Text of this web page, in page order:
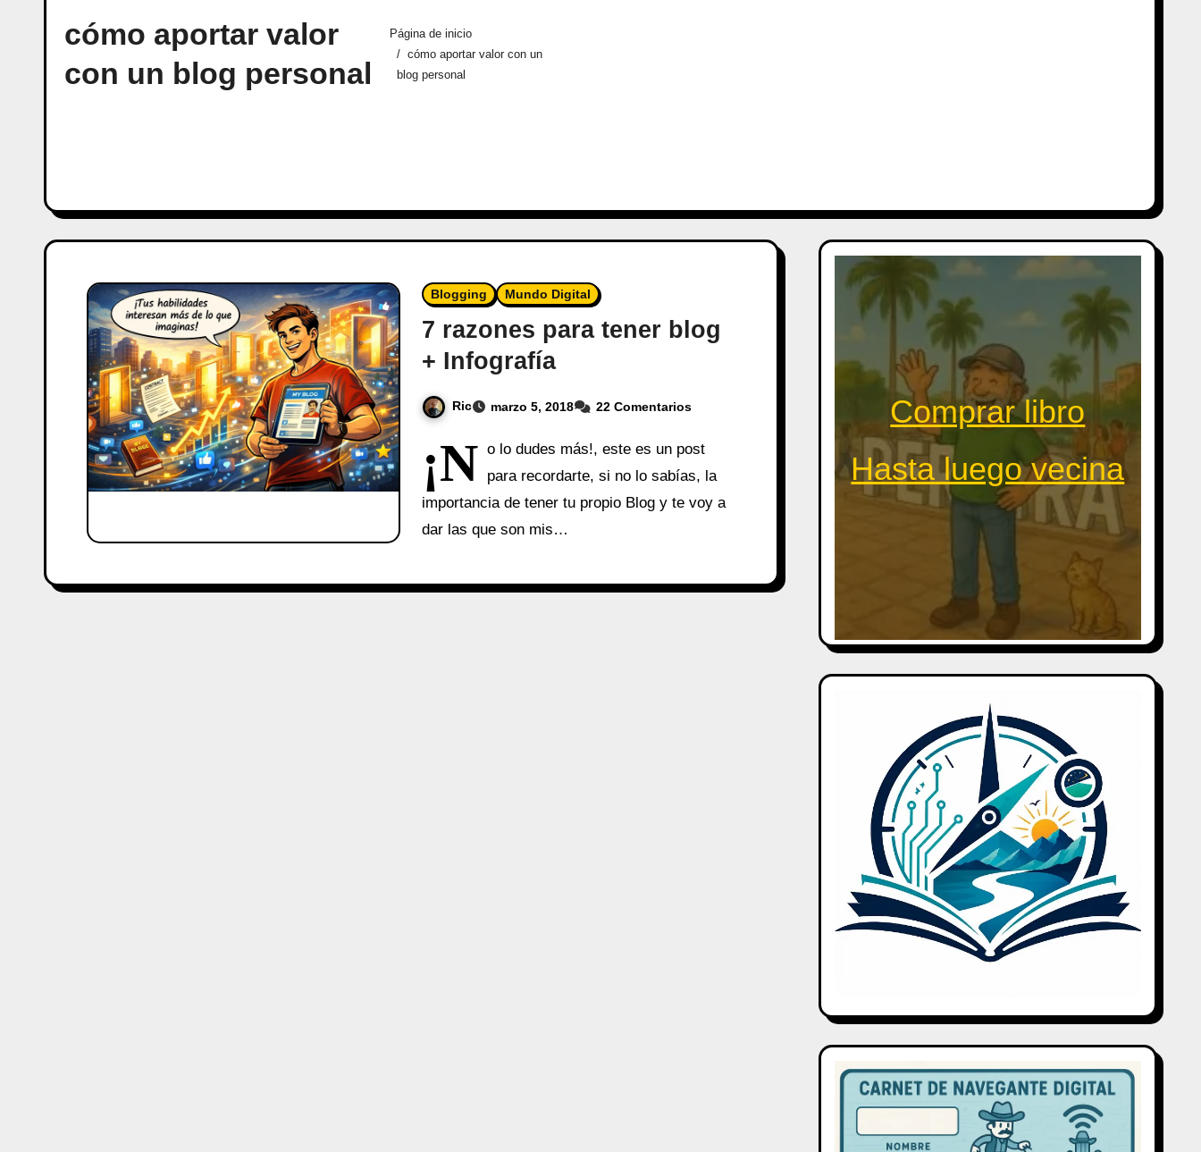
cómo aportar valor
con un blog personal
Página de inicio
cómo aportar valor con un
blog personal
Blogging Mundo Digital
7 razones para tener blog
+ Infografía
Ric marzo 5, 2018 22 Comentarios
¡N o lo dudes más!, este es un post
para recordarte, si no lo sabías, la
importancia de tener tu propio Blog y te voy a
dar las que son mis…
Comprar libro
Hasta luego vecina